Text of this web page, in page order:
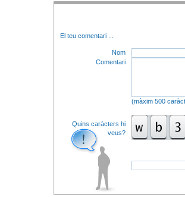
El teu comentari
Nom
Comentari
(màxim 500
Quins caràcters hi
veus?